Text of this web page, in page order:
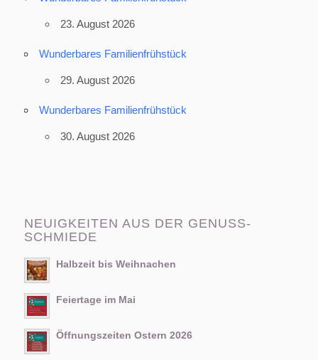
23. August 2026
Wunderbares Familienfrühstück
29. August 2026
Wunderbares Familienfrühstück
30. August 2026
NEUIGKEITEN AUS DER GENUSS-
SCHMIEDE
Halbzeit bis Weihnachen
Feiertage im Mai
Öffnungszeiten Ostern 2026